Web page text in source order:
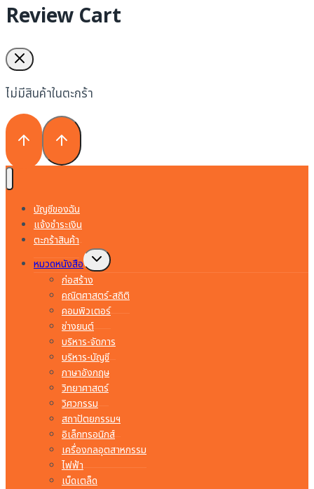
Review Cart
ไม่มีสินค้าในตะกร้า
บัญชีของฉัน
แจ้งชำระเงิน
ตะกร้าสินค้า
หมวดหนังสือ
Toggle
child
menu
ก่อสร้าง
คณิตศาสตร์-สถิติ
คอมพิวเตอร์
ช่างยนต์
บริหาร-จัดการ
บริหาร-บัญชี
ภาษาอังกฤษ
วิทยาศาสตร์
วิศวกรรม
สถาปัตยกรรมฯ
อิเล็กทรอนิกส์
เครื่องกลอุตสาหกรรม
ไฟฟ้า
เบ็ดเตล็ด